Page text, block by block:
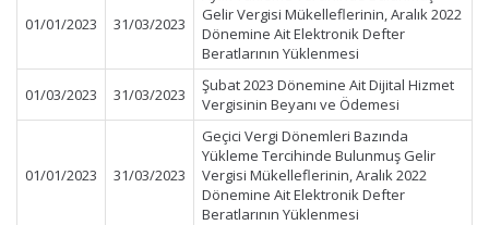
01/01/2023 31/03/2023
Gelir Vergisi Mükelleflerinin, Aralık 2022
Dönemine Ait Elektronik Defter
Beratlarının Yüklenmesi
01/03/2023 31/03/2023
Şubat 2023 Dönemine Ait Dijital Hizmet
Vergisinin Beyanı ve Ödemesi
01/01/2023 31/03/2023
Geçici Vergi Dönemleri Bazında
Yükleme Tercihinde Bulunmuş Gelir
Vergisi Mükelleflerinin, Aralık 2022
Dönemine Ait Elektronik Defter
Beratlarının Yüklenmesi